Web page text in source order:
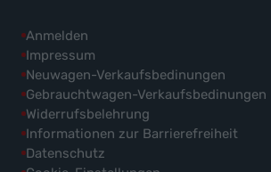
Anmelden
Impressum
Neuwagen-Verkaufsbedinungen
Gebrauchtwagen-Verkaufsbedinungen
Widerrufsbelehrung
Informationen zur Barrierefreiheit
Datenschutz